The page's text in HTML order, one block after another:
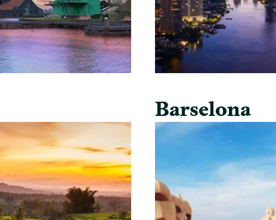
Barselona